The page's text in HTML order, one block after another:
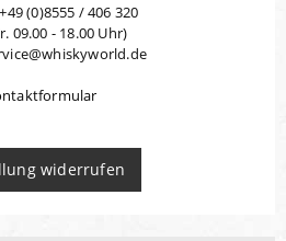
(0)8555 / 406 320
09.00 - 18.00 Uhr)
widerrufen